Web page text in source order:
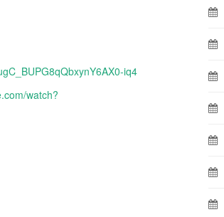
iq4
watch?